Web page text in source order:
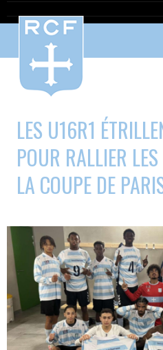
LES U16R1
POUR RALLIER
LA COUPE DE